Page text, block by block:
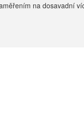
na dosavadní